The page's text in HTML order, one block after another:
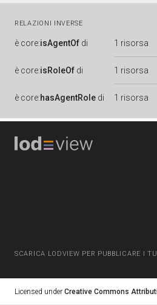
RELAZIONI INVERSE
è core:isAgentOf di 1 risorsa
è core:isRoleOf di 1 risorsa
è core:hasAgentRole di 1 risorsa
SCARICA LODVIEW PER PUBBLICARE I
Licensed under Creative Commons